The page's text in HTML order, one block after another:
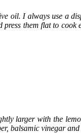
oil. I always use a
them flat to
larger with the
balsamic vinegar